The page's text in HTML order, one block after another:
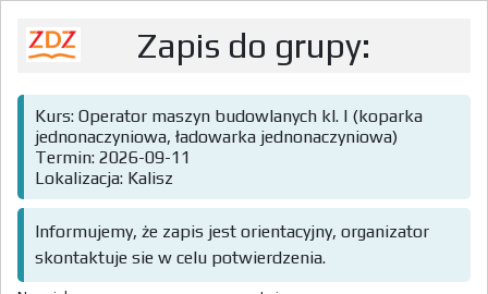
Zapis do grupy:
Kurs: Operator maszyn budowlanych kl. I (koparka
jednonaczyniowa, ładowarka jednonaczyniowa)
Termin: 2026-09-11
Lokalizacja: Kalisz
Informujemy, że zapis jest orientacyjny, organizator
skontaktuje sie w celu potwierdzenia.